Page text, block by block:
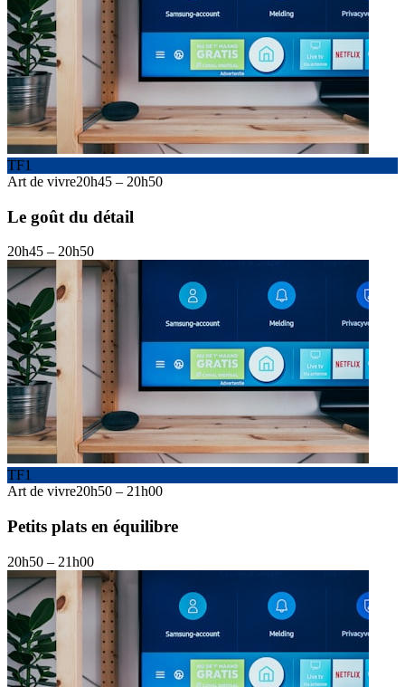
TF1
Art de vivre20h45 – 20h50
Le goût du détail
20h45 – 20h50
TF1
Art de vivre20h50 – 21h00
Petits plats en équilibre
20h50 – 21h00